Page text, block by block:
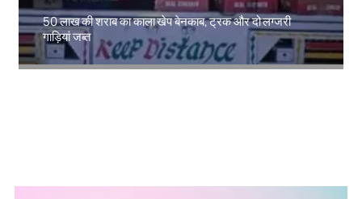
50 लाख की शराब का काला खेप बेनकाब, ट्रक और दो लग्जरी
गाड़ियां जब्त
Amit Lekh